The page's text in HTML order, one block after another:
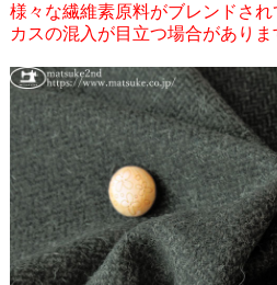
様々な繊維素原料がブレンドさ
カスの混入が目立つ場合がありま